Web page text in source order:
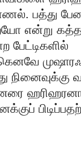
பத்து
என்று